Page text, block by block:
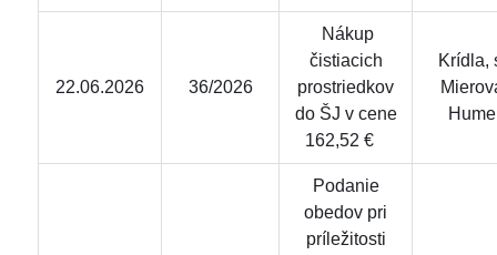
22.06.2026 36/2026
Nákup
čistiacich
prostriedkov
do ŠJ v cene
162,52 €
Krídla,
Podanie
obedov pri
príležitosti